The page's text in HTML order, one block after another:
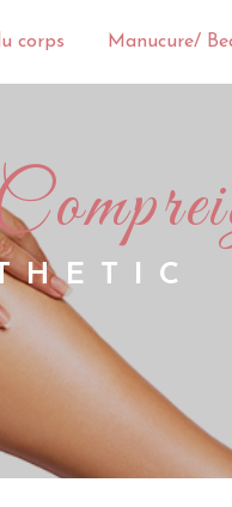
corps Manucure/